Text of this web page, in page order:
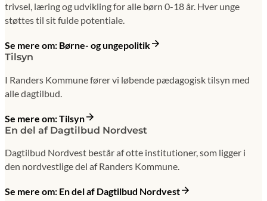
trivsel, læring og udvikling for alle børn 0-18 år. Hver unge
støttes til sit fulde potentiale.
Se mere om: Børne- og ungepolitik
Tilsyn
I Randers Kommune fører vi løbende pædagogisk tilsyn med
alle dagtilbud.
Se mere om: Tilsyn
En del af Dagtilbud Nordvest
Dagtilbud Nordvest består af otte institutioner, som ligger i
den nordvestlige del af Randers Kommune.
Se mere om: En del af Dagtilbud Nordvest